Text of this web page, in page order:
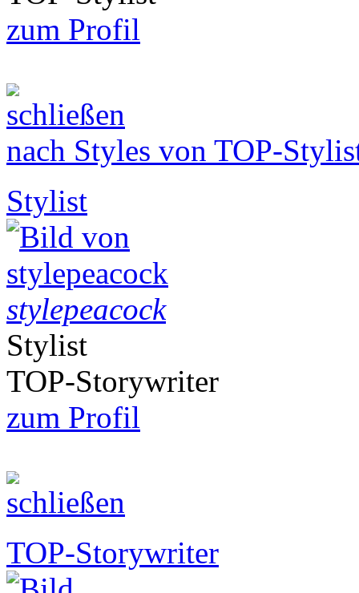
zum Profil
nach Styles von TOP-
Stylist
stylepeacock
Stylist
TOP-Storywriter
zum Profil
TOP-Storywriter